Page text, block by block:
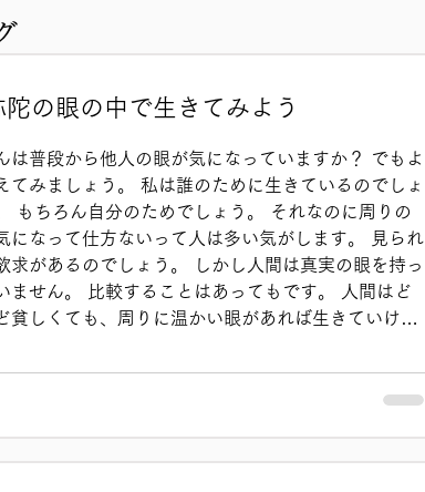
陀の眼の中で生きてみよう
は普段から他人の眼が気になっていますか？ でもよ
てみましょう。 私は誰のために生きているのでしょ
もちろん自分のためでしょう。 それなのに周りの
になって仕方ないって人は多い気がします。 見られ
求があるのでしょう。 しかし人間は真実の眼を持っ
ません。 比較することはあってもです。 人間はど
貧しくても、周りに温かい眼があれば生きていける
ませんが、多くの人たちの応援やお支えによってこ
生きています。 逆にどれほどものに恵まれていて